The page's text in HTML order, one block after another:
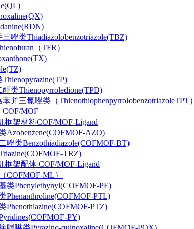
唑类Thiadiazolobenzotriazole(TBZ)
（TFR）
类Thienopyrroledione(TPD)
并三氮唑类（ThienothiophenpyrrolobenzotriazoleTPT）
MOF
框架材料COF/MOF-Ligand
Azobenzene(COFMOF-AZO)
唑类Benzothiadiazole(COFMOF-BT)
TRZ)
框架配体 COF/MOF-Ligand
COFMOF-ML）
类Phenylethynyl(COFMOF-PE)
Phenanthroline(COFMOF-PTL)
Phenothiazine(COFMOF-PTZ)
PY)